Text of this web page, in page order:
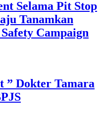
Selama Pit Stop
Tanamkan
Campaign
” Dokter Tamara